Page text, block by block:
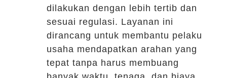
dilakukan dengan lebih tertib dan
sesuai regulasi. Layanan ini
dirancang untuk membantu pelaku
usaha mendapatkan arahan yang
tepat tanpa harus membuang